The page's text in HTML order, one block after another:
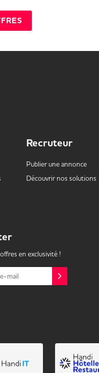
Recruteur
Publier une annonce
Découvrir nos solutions
en exclusivité !
mail